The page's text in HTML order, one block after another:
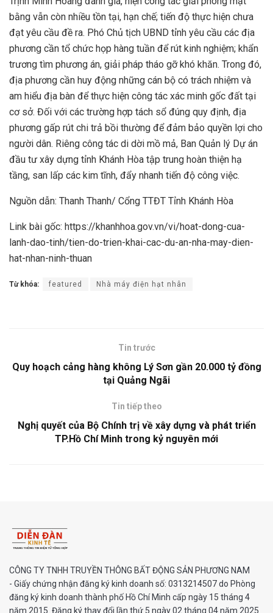
bằng vẫn còn nhiều tồn tại, hạn chế; tiến độ thực hiện chưa
đạt yêu cầu đề ra. Phó Chủ tịch UBND tỉnh yêu cầu các địa
phương cần tổ chức họp hàng tuần để rút kinh nghiệm; khẩn
trương tìm phương án, giải pháp tháo gỡ khó khăn. Trong đó,
địa phương cần huy động những cán bộ có trách nhiệm và
am hiểu địa bàn để thực hiện công tác xác minh gốc đất tại
cơ sở. Đối với các trường hợp tách sổ đúng quy định, địa
phương gấp rút chi trả bồi thường để đảm bảo quyền lợi cho
người dân. Riêng công tác di dời mồ mả, Ban Quản lý Dự án
đầu tư xây dựng tỉnh Khánh Hòa tập trung hoàn thiện hạ
tầng, san lấp các kim tĩnh, đẩy nhanh tiến độ công việc.
Nguồn dẫn: Thanh Thanh/ Cổng TTĐT Tỉnh Khánh Hòa
Link bài gốc: https://khanhhoa.gov.vn/vi/hoat-dong-cua-
lanh-dao-tinh/tien-do-trien-khai-cac-du-an-nha-may-dien-
hat-nhan-ninh-thuan
Từ khóa: featured Nhà máy điện hạt nhân
Tin trước
Quy hoạch cảng hàng không Lý Sơn gần 20.000 tỷ đồng
tại Quảng Ngãi
Tin tiếp theo
Nghị quyết của Bộ Chính trị về xây dựng và phát triển
TP.Hồ Chí Minh trong kỷ nguyên mới
CÔNG TY TNHH TRUYỀN THÔNG BẤT ĐỘNG SẢN PHƯƠNG NAM
- Giấy chứng nhận đăng ký kinh doanh số: 0313214507 do Phòng
đăng ký kinh doanh thành phố Hồ Chí Minh cấp ngày 15 tháng 4
năm 2015. Đăng ký thay đổi lần thứ 5 ngày 02 tháng 04 năm 2025